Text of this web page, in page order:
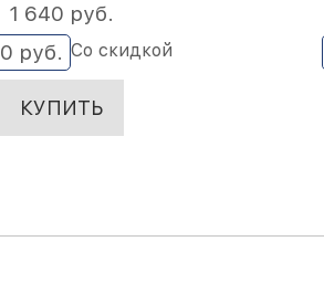
руб. Со скидкой
1 640 руб.
КУПИТЬ